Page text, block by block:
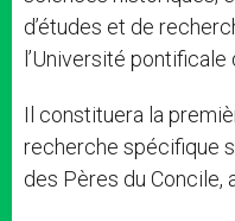
d’études et de
l’Université pontificale
Il constituera la
recherche spécifique
des Pères du Concile,